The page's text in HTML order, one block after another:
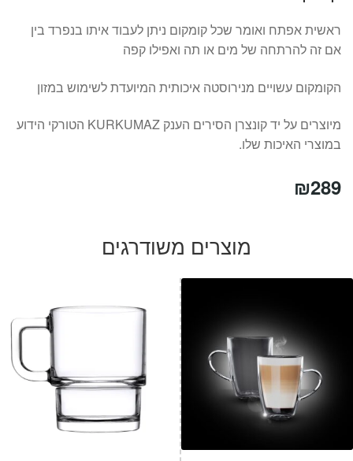
ראשית אפתח ואומר שכל קומקום ניתן לעבוד איתו בנפרד בין
אם זה להרתחה של מים או תה ואפילו קפה
הקומקום עשויים מנירוסטה איכותית המיועדת לשימוש במזון
מיוצרים על יד קונצרן הסירים הענק KURKUMAZ הטורקי הידוע
במוצרי האיכות שלו.
₪289
מוצרים משודרגים